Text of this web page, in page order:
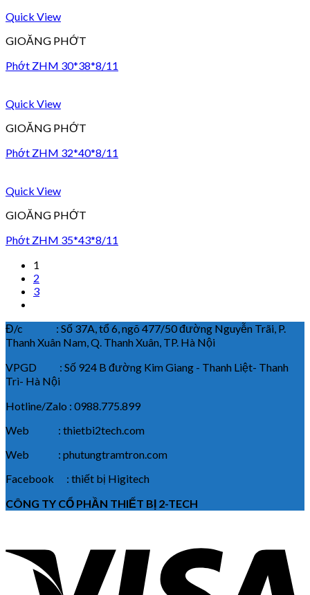
Quick View
GIOĂNG PHỚT
Phớt ZHM 30*38*8/11
Quick View
GIOĂNG PHỚT
Phớt ZHM 32*40*8/11
Quick View
GIOĂNG PHỚT
Phớt ZHM 35*43*8/11
1
2
3
Đ/c : Số 37A, tổ 6, ngõ 477/50 đường Nguyễn Trãi, P.
Thanh Xuân Nam, Q. Thanh Xuân, TP. Hà Nội
VPGD : Số 924 B đường Kim Giang - Thanh Liệt- Thanh
Trì- Hà Nội
Hotline/Zalo : 0988.775.899
Web : thietbi2tech.com
Web : phutungtramtron.com
Facebook : thiết bị Higitech
CÔNG TY CỔ PHẦN THIẾT BỊ 2-TECH